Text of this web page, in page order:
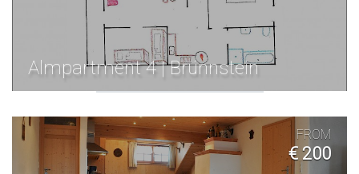
Almpartment 4 | Brünnstein
FROM
€ 200